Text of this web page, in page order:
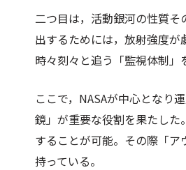
二つ目は，活動銀河の性質
出するためには，放射強度
時々刻々と追う「監視体制」
ここで，NASAが中心となり
鏡」が重要な役割を果たし
することが可能。その際「
持っている。